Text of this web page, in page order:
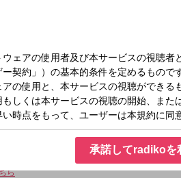
月）16:00～18:00
月曜は、ドラファンで音楽に精通した大谷ノ
、安藤渚七のドラ魂3人娘が織りなす丁々発止の
ら
承諾してradikoを